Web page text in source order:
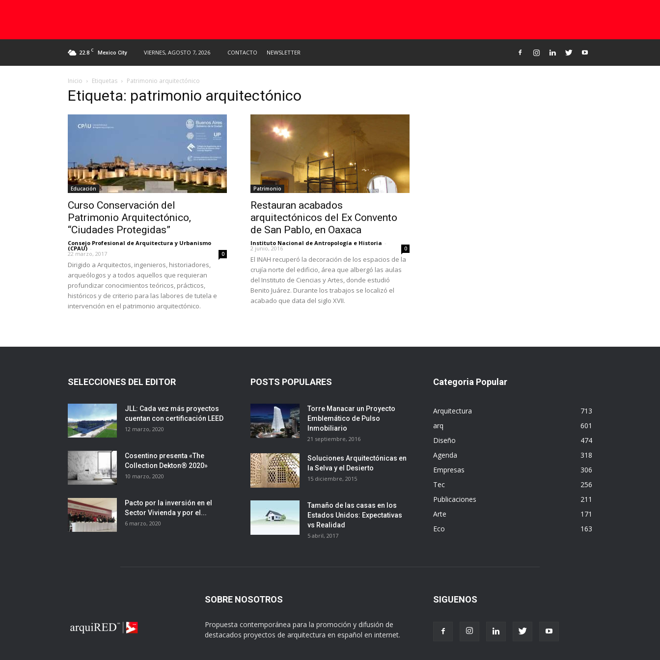
22.8 C Mexico City VIERNES, AGOSTO 7, 2026 CONTACTO NEWSLETTER
Inicio Etiquetas Patrimonio arquitectónico
Etiqueta: patrimonio arquitectónico
Educación
Curso Conservación del
Patrimonio Arquitectónico,
“Ciudades Protegidas”
Consejo Profesional de Arquitectura y Urbanismo
(CPAU) -
22 marzo, 2017 0
Dirigido a Arquitectos, ingenieros, historiadores,
arqueólogos y a todos aquellos que requieran
profundizar conocimientos teóricos, prácticos,
históricos y de criterio para las labores de tutela e
intervención en el patrimonio arquitectónico.
Patrimonio
Restauran acabados
arquitectónicos del Ex Convento
de San Pablo, en Oaxaca
Instituto Nacional de Antropología e Historia -
2 junio, 2016 0
El INAH recuperó la decoración de los espacios de la
crujía norte del edificio, área que albergó las aulas
del Instituto de Ciencias y Artes, donde estudió
Benito Juárez. Durante los trabajos se localizó el
acabado que data del siglo XVII.
SELECCIONES DEL EDITOR
JLL: Cada vez más proyectos
cuentan con certificación LEED
12 marzo, 2020
Cosentino presenta «The
Collection Dekton® 2020»
10 marzo, 2020
Pacto por la inversión en el
Sector Vivienda y por el...
6 marzo, 2020
POSTS POPULARES
Torre Manacar un Proyecto
Emblemático de Pulso
Inmobiliario
21 septiembre, 2016
Soluciones Arquitectónicas en
la Selva y el Desierto
15 diciembre, 2015
Tamaño de las casas en los
Estados Unidos: Expectativas
vs Realidad
5 abril, 2017
Categoria Popular
Arquitectura
713
arq
601
Diseño
474
Agenda
318
Empresas
306
Tec
256
Publicaciones
211
Arte
171
Eco
163
SOBRE NOSOTROS
Propuesta contemporánea para la promoción y difusión de
destacados proyectos de arquitectura en español en internet.
SIGUENOS